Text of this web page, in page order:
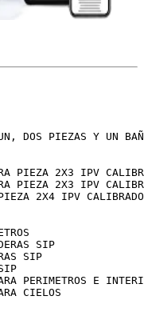
DOS PIEZAS Y UN
PIEZA 2X3 IPV
PIEZA 2X3 IPV
2X4 IPV
SIP
SIP
PERIMETROS E
CIELOS